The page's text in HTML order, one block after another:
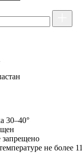
30–40°
запрещено
не более